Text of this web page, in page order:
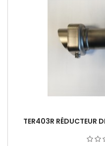
TER403R RÉDUCTEUR